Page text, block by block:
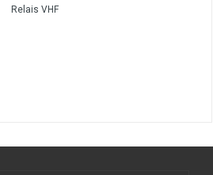
Relais VHF